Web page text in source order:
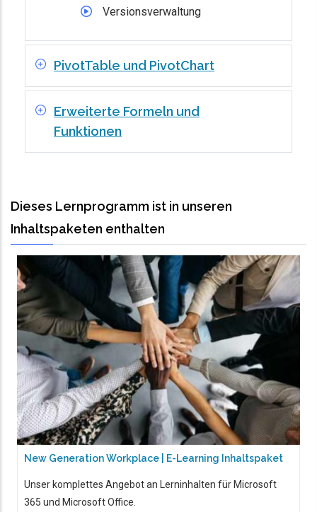
Versionsverwaltung
PivotTable und PivotChart
Erweiterte Formeln und
Funktionen
Dieses Lernprogramm ist in unseren
Inhaltspaketen enthalten
New Generation Workplace | E-Learning Inhaltspaket
Unser komplettes Angebot an Lerninhalten für Microsoft
365 und Microsoft Office.